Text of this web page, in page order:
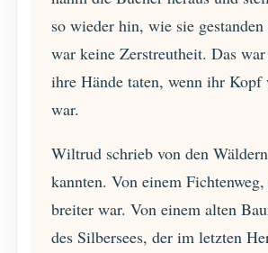
so wieder hin, wie sie
war keine Zerstreutheit. Das
ihre Hände taten, wenn ihr Kopf
war.
Wiltrud schrieb von den
kannten. Von einem
breiter war. Von einem alten
des Silbersees, der im letzten